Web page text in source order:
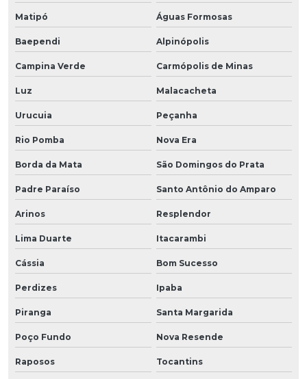
Matipó Águas Formosas
Baependi Alpinópolis
Campina Verde Carmópolis de Minas
Luz Malacacheta
Urucuia Peçanha
Rio Pomba Nova Era
Borda da Mata São Domingos do Prata
Padre Paraíso Santo Antônio do Amparo
Arinos Resplendor
Lima Duarte Itacarambi
Cássia Bom Sucesso
Perdizes Ipaba
Piranga Santa Margarida
Poço Fundo Nova Resende
Raposos Tocantins